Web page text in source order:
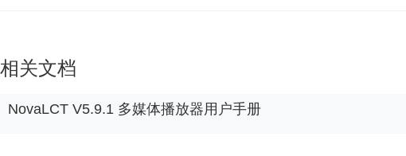
相关文档
NovaLCT V5.9.1 多媒体播放器用户手册